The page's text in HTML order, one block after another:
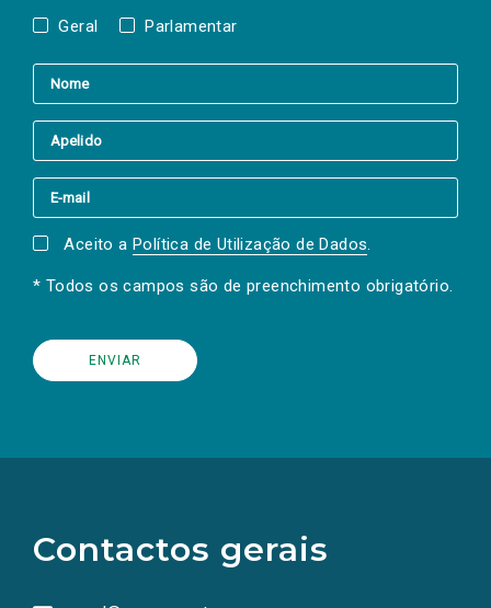
Geral Parlamentar
Aceito a Política de Utilização de Dados.
* Todos os campos são de preenchimento obrigatório.
Contactos gerais
redes
sociais